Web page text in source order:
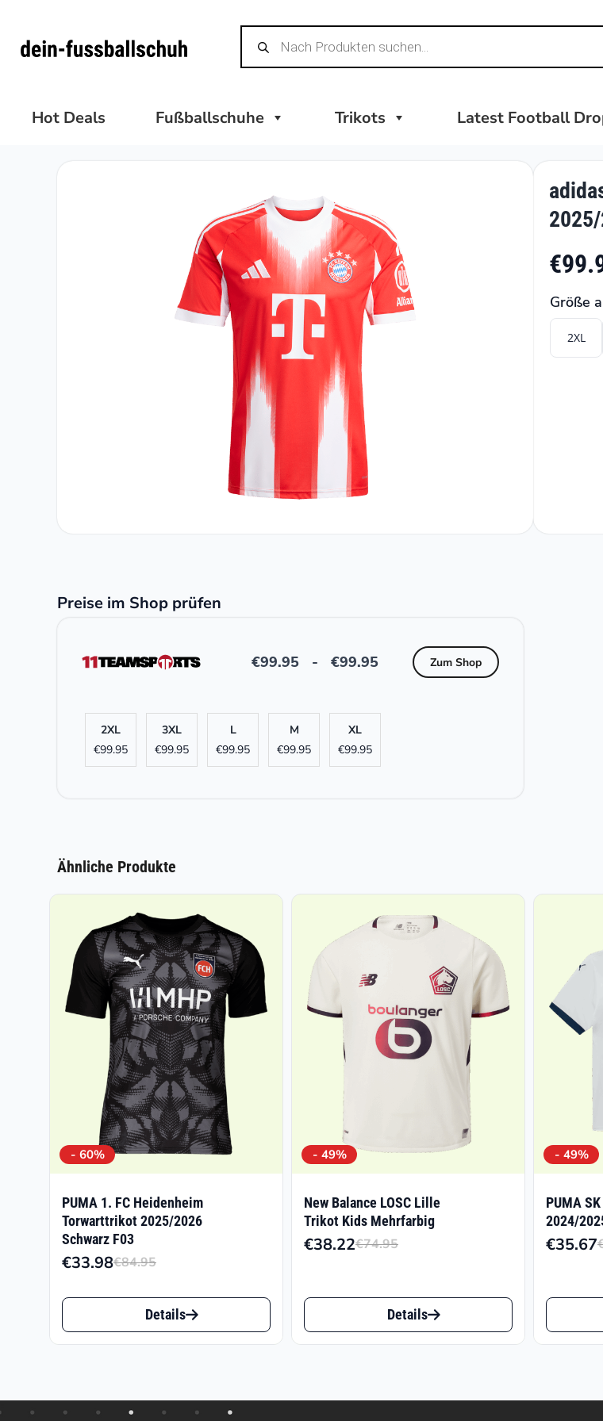
Inhalt
Products
search
Hot Deals Fußballschuhe Trikots Latest Football
Größe
2XL
Preise im Shop prüfen
€99.95 - €99.95 Zum Shop
2XL
€99.95
3XL
€99.95
L
€99.95
M
€99.95
XL
€99.95
Ähnliche Produkte
- 60%
PUMA 1. FC Heidenheim
Torwarttrikot 2025/2026
Schwarz F03
€84.95
Preis
war:
€84.95
€33.98
Preis
ist:
€33.98.
Dieses
Produkt
Varianten
Details
- 49%
New Balance LOSC Lille
Trikot Kids Mehrfarbig
€74.95
war:
€74.95
€38.22
ist:
€38.22.
Dieses
Produkt
Details
- 49%
PUMA
2024/
€35.67
Dieses
Produkt